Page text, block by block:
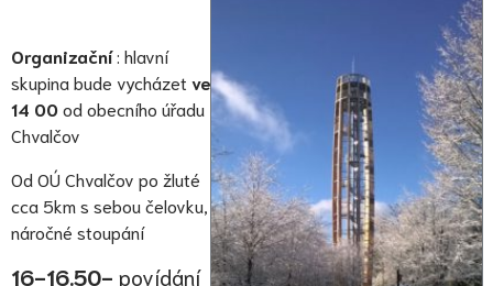
Organizační: hlavní
skupina bude vycházet ve
14 00od obecního úřadu
Chvalčov
Od OÚ Chvalčov po žluté
cca 5km s sebou čelovku,
náročné stoupání
16-16.50- povídání